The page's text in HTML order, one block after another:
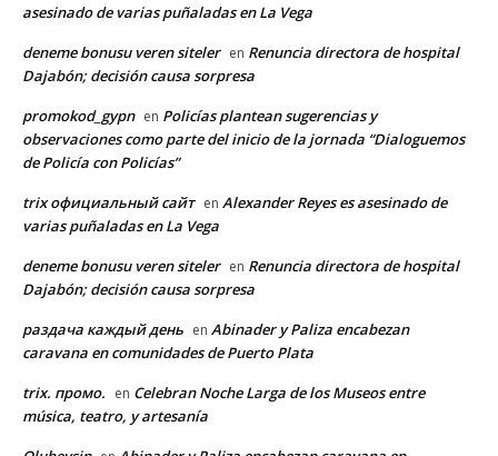
asesinado de varias puñaladas en La Vega
deneme bonusu veren siteler en Renuncia directora de hospital
Dajabón; decisión causa sorpresa
promokod_gypn en Policías plantean sugerencias y
observaciones como parte del inicio de la jornada “Dialoguemos
de Policía con Policías”
trix официальный сайт en Alexander Reyes es asesinado de
varias puñaladas en La Vega
deneme bonusu veren siteler en Renuncia directora de hospital
Dajabón; decisión causa sorpresa
раздача каждый день en Abinader y Paliza encabezan
caravana en comunidades de Puerto Plata
trix. промо. en Celebran Noche Larga de los Museos entre
música, teatro, y artesanía